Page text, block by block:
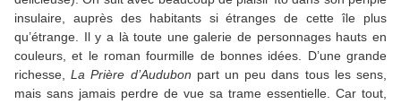
insulaire, auprès des habitants si étranges de cette île plus
qu’étrange. Il y a là toute une galerie de personnages hauts en
couleurs, et le roman fourmille de bonnes idées. D’une grande
richesse,La Prière d’Audubon part un peu dans tous les sens,
mais sans jamais perdre de vue sa trame essentielle. Car tout,